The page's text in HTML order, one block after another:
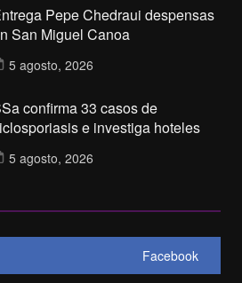
Pepe Chedraui despensas
San Miguel Canoa
5 agosto, 2026
confirma 33 casos de
e investiga hoteles
5 agosto, 2026
Facebook